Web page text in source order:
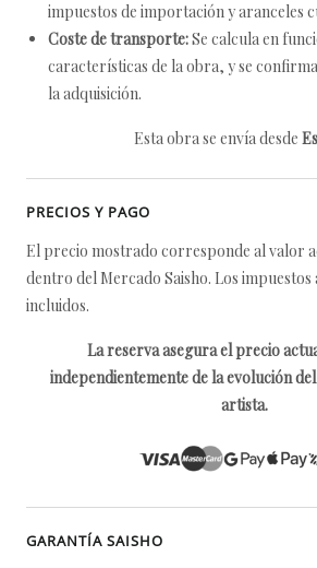
impuestos de importación y aranceles
Coste de transporte:Se calcula en
características de la obra, y se
la adquisición.
Esta obra se envía desde
PRECIOS Y PAGO
El precio mostrado corresponde al valor
dentro del Mercado Saisho. Los impuestos
incluidos.
La reserva asegura el precio
independientemente de la evolución
artista.
GARANTÍA SAISHO